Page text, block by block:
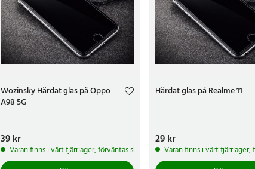
Wozinsky Härdat glas på Oppo
A98 5G
Pris:39 kr
39 kr
Varan finns i vårt fjärrlager, förväntas skickas inom 5-7 arbetsdagar
Härdat glas på Realme 11
Pris:29 kr
29 kr
Varan finns i vårt fjärrlager,